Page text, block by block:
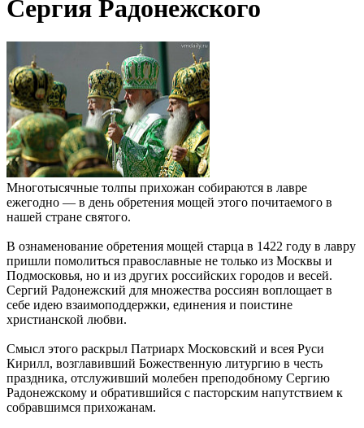
Сергия Радонежского
Многотысячные толпы прихожан собираются в лавре
ежегодно — в день обретения мощей этого почитаемого в
нашей стране святого.
В ознаменование обретения мощей старца в 1422 году в лавру
пришли помолиться православные не только из Москвы и
Подмосковья, но и из других российских городов и весей.
Сергий Радонежский для множества россиян воплощает в
себе идею взаимоподдержки, единения и поистине
христианской любви.
Смысл этого раскрыл Патриарх Московский и всея Руси
Кирилл, возглавивший Божественную литургию в честь
праздника, отслуживший молебен преподобному Сергию
Радонежскому и обратившийся с пасторским напутствием к
собравшимся прихожанам.